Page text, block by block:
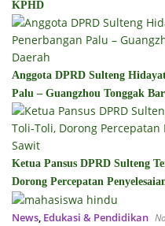
KPHD
Anggota DPRD Sulteng
Palu – Guangzhou Tonggak
Ketua Pansus DPRD Sulteng
Dorong Percepatan
News, Edukasi & Pendidikan